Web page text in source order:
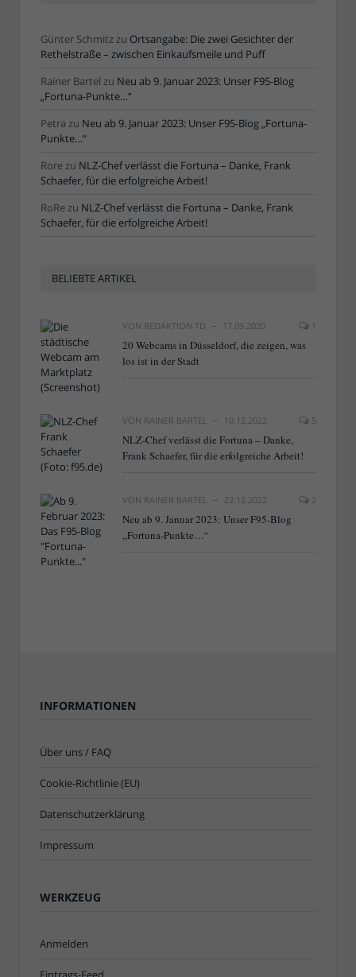
Günter Schmitzzu Ortsangabe: Die zwei Gesichter der
Rethelstraße – zwischen Einkaufsmeile und Puff
Rainer Bartel zu Neu ab 9. Januar 2023: Unser F95-Blog
„Fortuna-Punkte…“
Petra zu Neu ab 9. Januar 2023: Unser F95-Blog „Fortuna-
Punkte…“
Rorezu NLZ-Chef verlässt die Fortuna – Danke, Frank
Schaefer, für die erfolgreiche Arbeit!
RoRezu NLZ-Chef verlässt die Fortuna – Danke, Frank
Schaefer, für die erfolgreiche Arbeit!
BELIEBTE ARTIKEL
VON REDAKTION TD 17.09.2020 1
20 Webcams in Düsseldorf, die zeigen, was
los ist in der Stadt
VON RAINER BARTEL 10.12.2022 5
NLZ-Chef verlässt die Fortuna – Danke,
Frank Schaefer, für die erfolgreiche Arbeit!
VON RAINER BARTEL 22.12.2022 2
Neu ab 9. Januar 2023: Unser F95-Blog
„Fortuna-Punkte…“
INFORMATIONEN
Über uns / FAQ
Cookie-Richtlinie (EU)
Datenschutzerklärung
Impressum
WERKZEUG
Anmelden